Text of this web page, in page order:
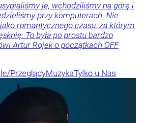
je, wchodziliśmy na górę i
przy komputerach. Nie
romantycznego czasu, za którym
To była po prostu bardzo
Artur Rojek o początkach OFF
PrzeglądyMuzykaTylko u Nas